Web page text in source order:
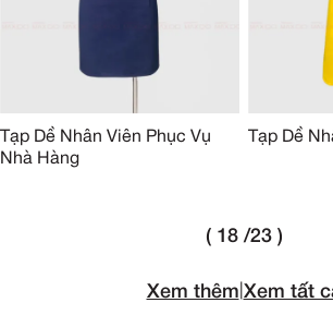
Tạp Dề Nhân Viên Phục Vụ
Nhà Hàng
Tạp Dề
( 18 /23 )
Xem thêm Xem tất